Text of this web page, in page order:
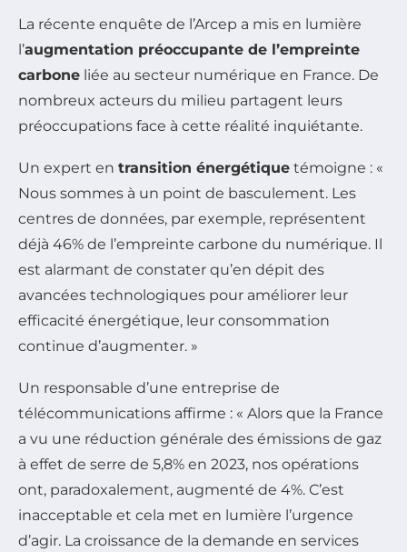
La récente enquête de l’Arcep a mis en lumière
l’augmentation préoccupante de l’empreinte
carbone liée au secteur numérique en France. De
nombreux acteurs du milieu partagent leurs
préoccupations face à cette réalité inquiétante.
Un expert en transition énergétique témoigne : «
Nous sommes à un point de basculement. Les
centres de données, par exemple, représentent
déjà 46% de l’empreinte carbone du numérique. Il
est alarmant de constater qu’en dépit des
avancées technologiques pour améliorer leur
efficacité énergétique, leur consommation
continue d’augmenter. »
Un responsable d’une entreprise de
télécommunications affirme : « Alors que la France
a vu une réduction générale des émissions de gaz
à effet de serre de 5,8% en 2023, nos opérations
ont, paradoxalement, augmenté de 4%. C’est
inacceptable et cela met en lumière l’urgence
d’agir. La croissance de la demande en services